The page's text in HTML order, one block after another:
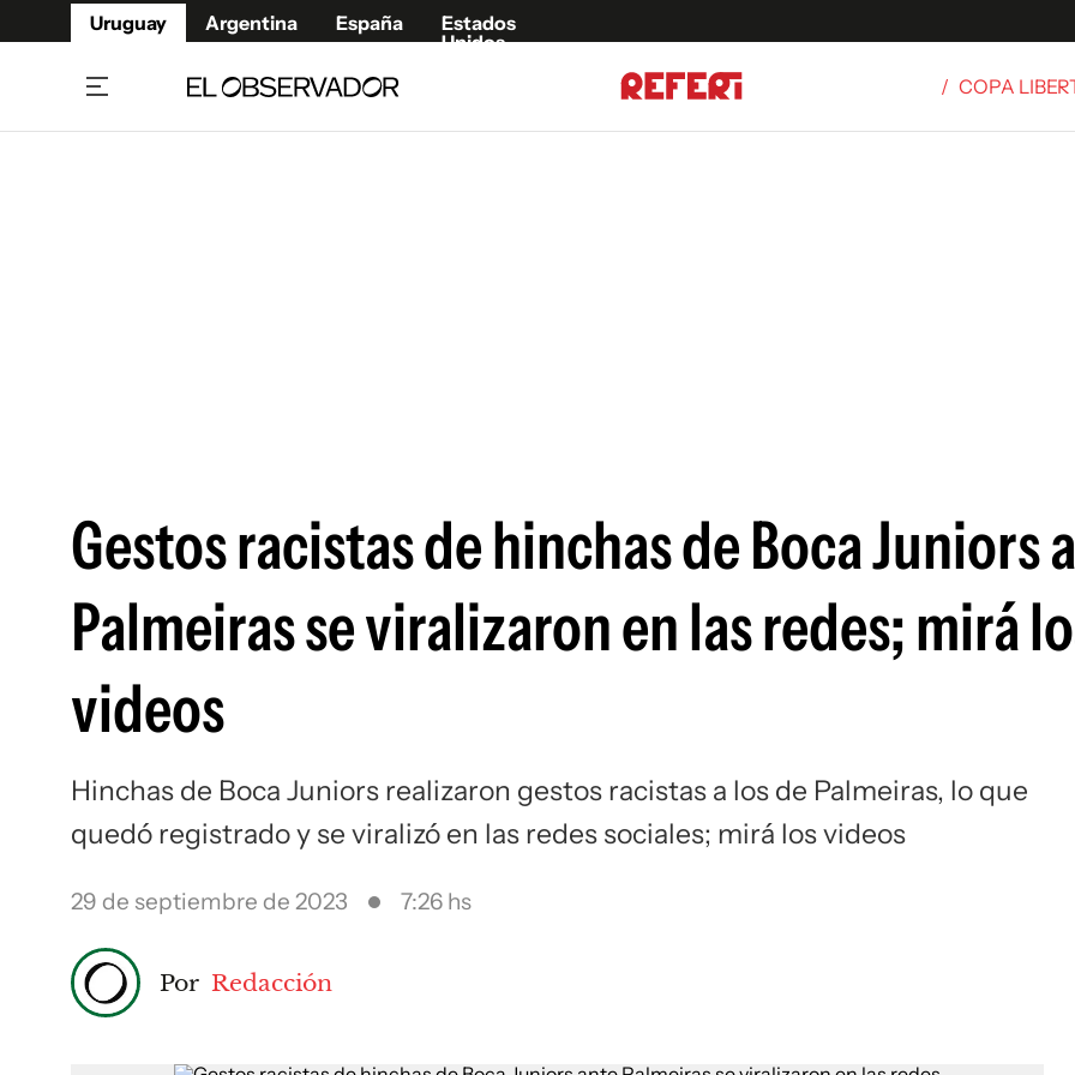
Uruguay Argentina España
Estados
Unidos
/ COPA
Gestos racistas de hinchas de Boca Juniors
Palmeiras se viralizaron en las redes; mirá
videos
Hinchas de Boca Juniors realizaron gestos racistas a los de Palmeiras, lo que
quedó registrado y se viralizó en las redes sociales; mirá los videos
29 de septiembre de 2023 7:26 hs
Por Redacción